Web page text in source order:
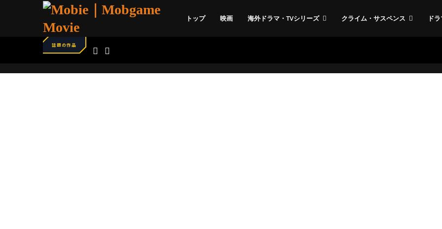
トップ 映画 海外ドラマ・TVシリーズ クライム・サスペンス ド
話題の作品